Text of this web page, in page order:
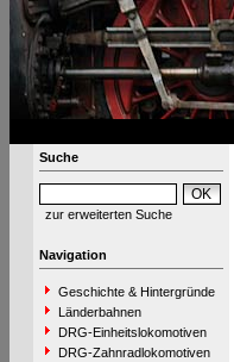
Suche
zur erweiterten Suche
Navigation
Geschichte & Hintergründe
Länderbahnen
DRG-Einheitslokomotiven
DRG-Zahnradlokomotiven